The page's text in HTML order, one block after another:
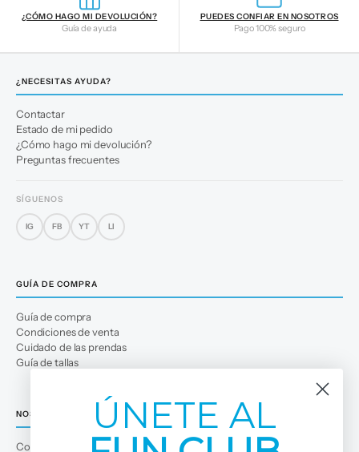
¿CÓMO HAGO MI DEVOLUCIÓN?
Guía de ayuda
PUEDES CONFIAR EN NOSOTROS
Pago 100% seguro
¿NECESITAS AYUDA?
Contactar
Estado de mi pedido
¿Cómo hago mi devolución?
Preguntas frecuentes
SÍGUENOS
IG FB YT LI
GUÍA DE COMPRA
Guía de compra
Condiciones de venta
Cuidado de las prendas
Guía de tallas
NOSOTROS
Conócenos
ÚNETE AL